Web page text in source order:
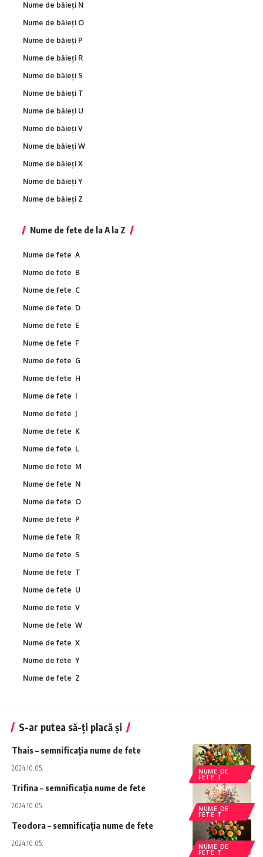
Nume de băieți N
Nume de băieți O
Nume de băieți P
Nume de băieți R
Nume de băieți S
Nume de băieți T
Nume de băieți U
Nume de băieți V
Nume de băieți W
Nume de băieți X
Nume de băieți Y
Nume de băieți Z
Nume de fete de la A la Z
Nume de fete A
Nume de fete B
Nume de fete C
Nume de fete D
Nume de fete E
Nume de fete F
Nume de fete G
Nume de fete H
Nume de fete I
Nume de fete J
Nume de fete K
Nume de fete L
Nume de fete M
Nume de fete N
Nume de fete O
Nume de fete P
Nume de fete R
Nume de fete S
Nume de fete T
Nume de fete U
Nume de fete V
Nume de fete W
Nume de fete X
Nume de fete Y
Nume de fete Z
S-ar putea să-ți placă și
NUME DE
FETE T
Thais – semnificația nume de fete
2024.10.05.
NUME DE
FETE T
Trifina – semnificația nume de fete
2024.10.05.
NUME DE
FETE T
Teodora – semnificația nume de fete
2024.10.05.